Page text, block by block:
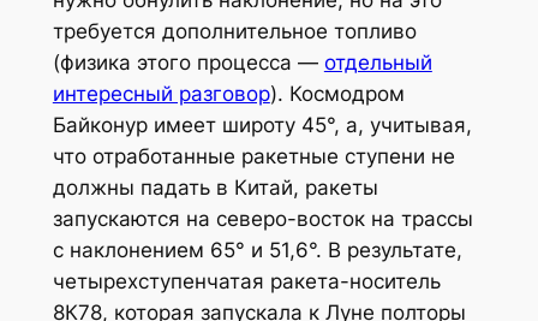
требуется дополнительное топливо
(физика этого процесса — отдельный
интересный разговор). Космодром
Байконур имеет широту 45°, а, учитывая,
что отработанные ракетные ступени не
должны падать в Китай, ракеты
запускаются на северо-восток на трассы
с наклонением 65° и 51,6°. В результате,
четырехступенчатая ракета-носитель
8К78, которая запускала к Луне полторы